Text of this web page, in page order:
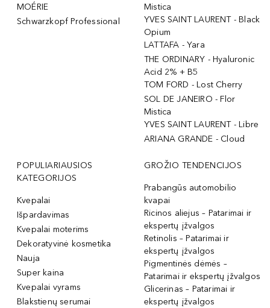
MOÉRIE
Schwarzkopf Professional
Mistica
YVES SAINT LAURENT - Black
Opium
LATTAFA - Yara
THE ORDINARY - Hyaluronic
Acid 2% + B5
TOM FORD - Lost Cherry
SOL DE JANEIRO - Flor
Mistica
YVES SAINT LAURENT - Libre
ARIANA GRANDE - Cloud
POPULIARIAUSIOS
KATEGORIJOS
Kvepalai
Išpardavimas
Kvepalai moterims
Dekoratyvinė kosmetika
Nauja
Super kaina
Kvepalai vyrams
Blakstienų serumai
GROŽIO TENDENCIJOS
Prabangūs automobilio
kvapai
Ricinos aliejus – Patarimai ir
ekspertų įžvalgos
Retinolis – Patarimai ir
ekspertų įžvalgos
Pigmentinės dėmės –
Patarimai ir ekspertų įžvalgos
Glicerinas – Patarimai ir
ekspertų įžvalgos